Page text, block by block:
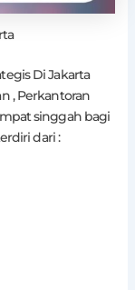
Di Jakarta
, Perkantoran
singgah bagi
dari :